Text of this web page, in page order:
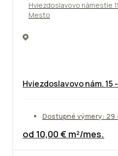
Hviezdoslavovo námestie
Mesto
Hviezdoslavovo nám. 15
Dostupné výmery: 29
od 10,00 € m²/mes.